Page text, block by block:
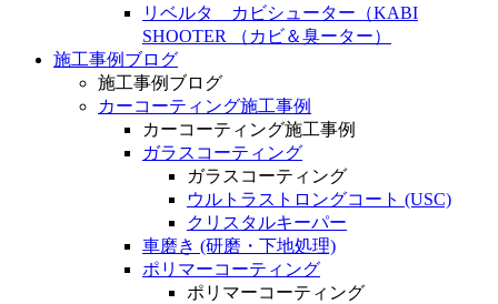
リベルタ カビシューター（KABI
SHOOTER （カビ＆臭ーター）
施工事例ブログ
施工事例ブログ
カーコーティング施工事例
カーコーティング施工事例
ガラスコーティング
ガラスコーティング
ウルトラストロングコート (USC)
クリスタルキーパー
車磨き (研磨・下地処理)
ポリマーコーティング
ポリマーコーティング